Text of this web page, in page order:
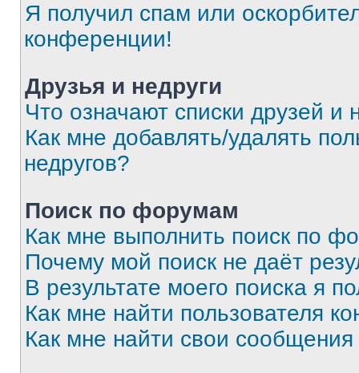
Я получил спам или
конференции!
Друзья и недруги
Что означают списки друзей и
Как мне добавлять/удалять
недругов?
Поиск по форумам
Как мне выполнить поиск по
Почему мой поиск не даёт
В результате моего поиска я
Как мне найти пользователя
Как мне найти свои